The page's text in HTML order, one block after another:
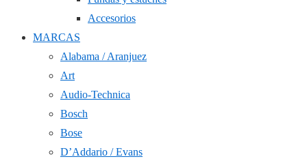
Accesorios
MARCAS
Alabama / Aranjuez
Art
Audio-Technica
Bosch
Bose
D’Addario / Evans